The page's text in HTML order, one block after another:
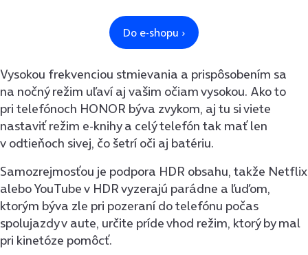
Vysokou frekvenciou stmievania a prispôsobením sa
na nočný režim uľaví aj vašim očiam vysokou. Ako to
pri telefónoch HONOR býva zvykom, aj tu si viete
nastaviť režim e-knihy a celý telefón tak mať len
v odtieňoch sivej, čo šetrí oči aj batériu.
Samozrejmosťou je podpora HDR obsahu, takže Netflix
alebo YouTube v HDR vyzerajú parádne a ľuďom,
ktorým býva zle pri pozeraní do telefónu počas
spolujazdy v aute, určite príde vhod režim, ktorý by mal
pri kinetóze pomôcť.